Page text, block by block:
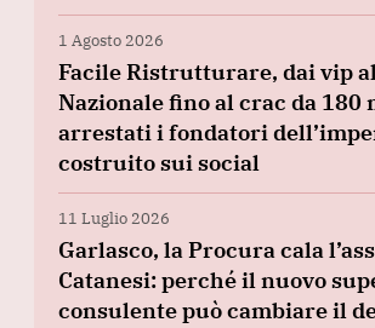
1 Agosto 2026
Facile Ristrutturare, dai vip
Nazionale fino al crac da 180
arrestati i fondatori
costruito sui social
11 Luglio 2026
Garlasco, la Procura cala
Catanesi: perché il nuovo
consulente può cambiare il